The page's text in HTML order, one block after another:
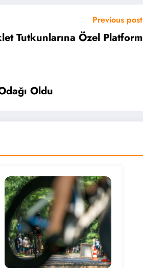
Previous post
Tutkunlarına Özel Platform
Oldu